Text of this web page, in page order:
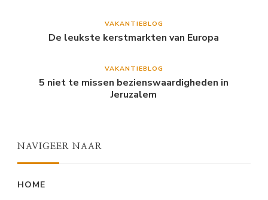
VAKANTIEBLOG
De leukste kerstmarkten van Europa
VAKANTIEBLOG
5 niet te missen bezienswaardigheden in
Jeruzalem
NAVIGEER NAAR
HOME